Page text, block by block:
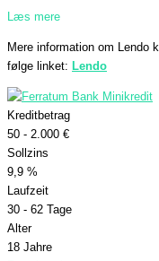
Læs mere
Mere information om Lendo
følge linket: Lendo
Kreditbetrag
50 - 2.000 €
Sollzins
9,9 %
Laufzeit
30 - 62 Tage
Alter
18 Jahre